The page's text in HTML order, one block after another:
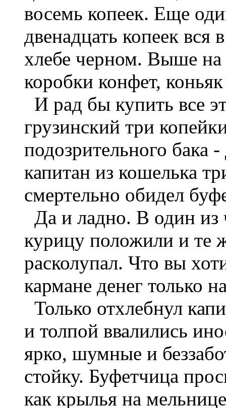
восемь копеек. Еще
двенадцать копеек
хлебе черном. Выше на
коробки конфет,
И рад бы купить все
грузинский три
подозрительного бака
капитан из кошелька
смертельно обидел
Да и ладно. В один из
курицу положили и те
расколупал. Что вы
кармане денег только
Только отхлебнул
и толпой ввалились
ярко, шумные и
стойку. Буфетчица
как крылья на